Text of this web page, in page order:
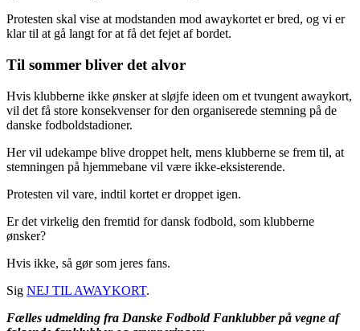
Protesten skal vise at modstanden mod awaykortet er bred, og vi er
klar til at gå langt for at få det fejet af bordet.
Til sommer bliver det alvor
Hvis klubberne ikke ønsker at sløjfe ideen om et tvungent awaykort,
vil det få store konsekvenser for den organiserede stemning på de
danske fodboldstadioner.
Her vil udekampe blive droppet helt, mens klubberne se frem til, at
stemningen på hjemmebane vil være ikke-eksisterende.
Protesten vil vare, indtil kortet er droppet igen.
Er det virkelig den fremtid for dansk fodbold, som klubberne
ønsker?
Hvis ikke, så gør som jeres fans.
Sig NEJ TIL AWAYKORT.
Fælles udmelding fra Danske Fodbold Fanklubber på vegne af